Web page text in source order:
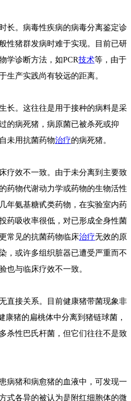
。病毒性疾病的病毒分离鉴定诊
性猪群发病时难于实现。目前已研
学诊断方法，如PCR技术等，由于
生产实践尚有较远的距离。
。这往往是用于接种的病料是采
的病死猪，病原菌已被杀死或抑
未用抗菌药物治疗的病死猪。
效不一致。由于未分离到主要致
药物代谢动力学或药物的生物活性
年氨基糖甙类药物，在实验室内药
药吸收率很低，对已形成全身性菌
常见的抗菌药物临床治疗无效的原
，或许多组织脏器已遭受严重而不
也与临床疗效不一致。
接关系。目前健康猪带菌现象非
康猪的扁桃体中分离到猪链球菌，
杀性巴氏杆菌，但它们往往不是致
猪和病愈猪的血液中，可发现一
式各异的被认为是附红细胞体的微